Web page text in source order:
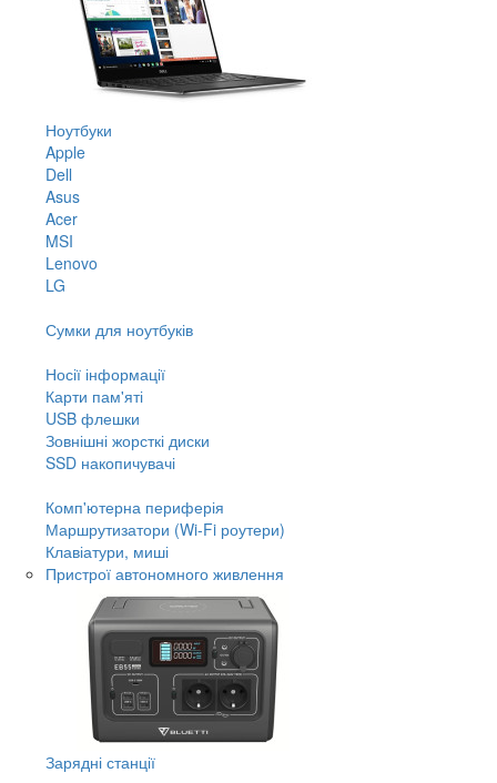
Ноутбуки
Apple
Dell
Asus
Acer
MSI
Lenovo
LG
Сумки для ноутбуків
Носії інформації
Карти пам'яті
USB флешки
Зовнішні жорсткі диски
SSD накопичувачі
Комп'ютерна периферія
Маршрутизатори (Wi-Fi роутери)
Клавіатури, миші
Пристрої автономного живлення
Зарядні станції